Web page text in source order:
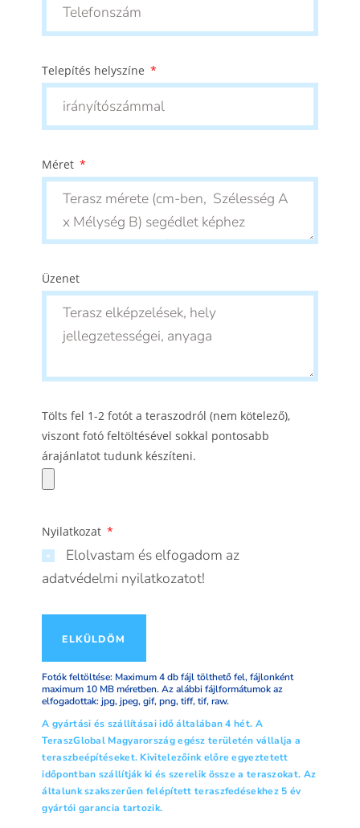
Telepítés helyszíne
Méret
Üzenet
Tölts fel 1-2 fotót a teraszodról (nem kötelező),
viszont fotó feltöltésével sokkal pontosabb
árajánlatot tudunk készíteni.
Nyilatkozat
Elolvastam és elfogadom az
adatvédelmi nyilatkozatot!
ELKÜLDÖM
Fotók feltöltése: Maximum 4 db fájl tölthető fel, fájlonként
maximum 10 MB méretben. Az alábbi fájlformátumok az
elfogadottak: jpg, jpeg, gif, png, tiff, tif, raw.
A gyártási és szállításai idő általában 4 hét. A
TeraszGlobal Magyarország egész területén vállalja a
teraszbeépítéseket. Kivitelezőink előre egyeztetett
időpontban szállítják ki és szerelik össze a teraszokat. Az
általunk szakszerűen felépített teraszfedésekhez 5 év
gyártói garancia tartozik.